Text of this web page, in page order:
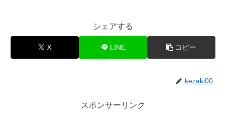
シェアする
X LINE コピー
kezaki00
スポンサーリンク